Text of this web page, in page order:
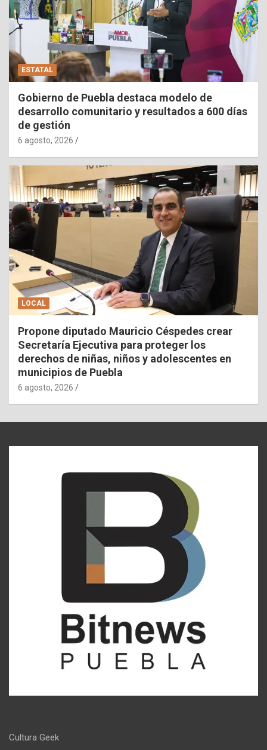
ESTATAL
Gobierno de Puebla destaca modelo de
desarrollo comunitario y resultados a 600 días
de gestión
6 agosto, 2026
LOCAL
Propone diputado Mauricio Céspedes crear
Secretaría Ejecutiva para proteger los
derechos de niñas, niños y adolescentes en
municipios de Puebla
6 agosto, 2026
Cultura Geek